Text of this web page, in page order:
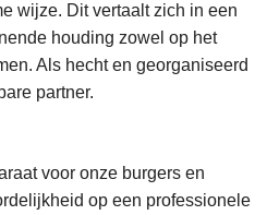
wijze. Dit vertaalt zich in een
houding zowel op het
Als hecht en georganiseerd
partner.
voor onze burgers en
op een professionele